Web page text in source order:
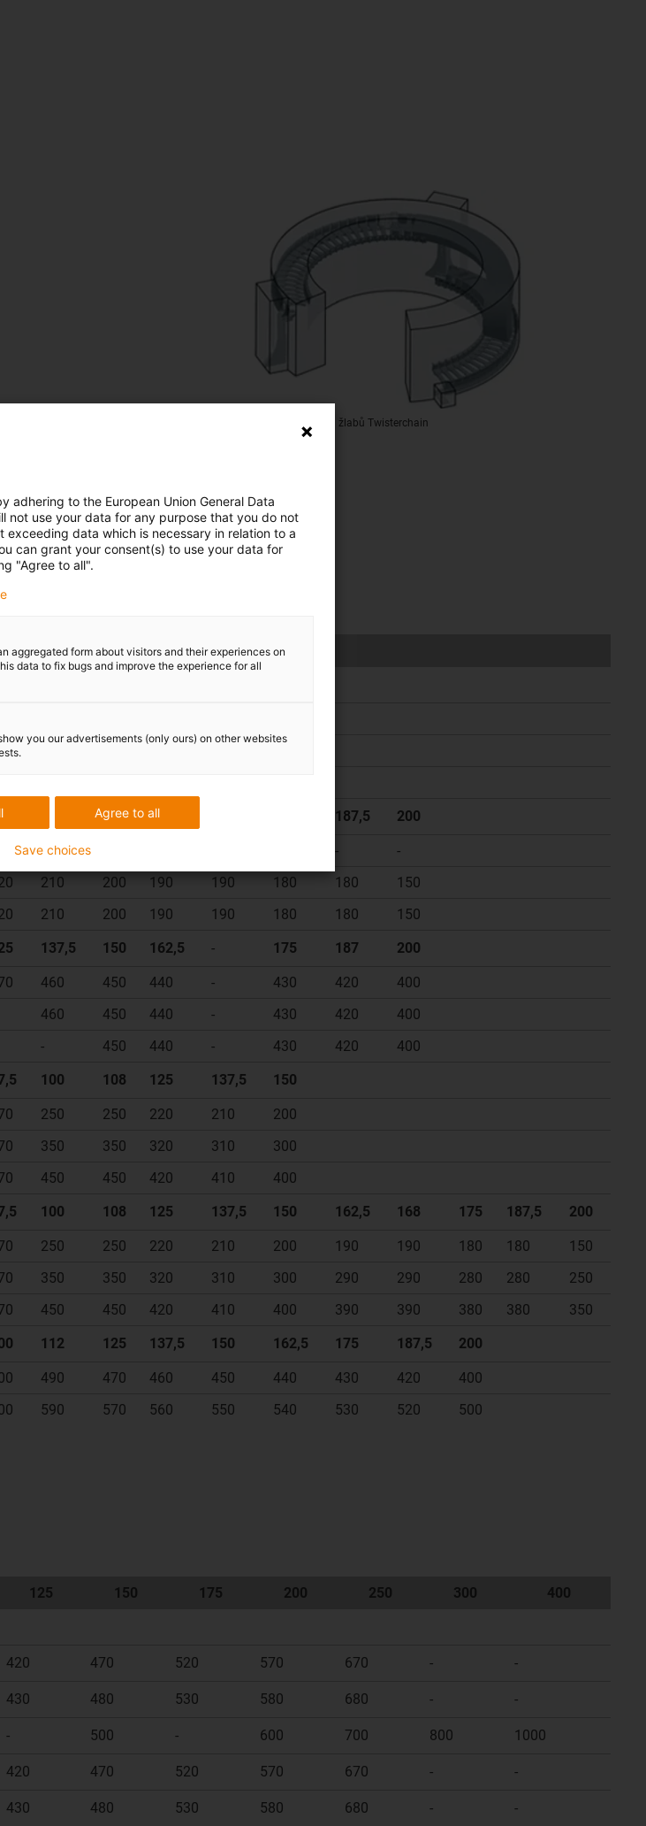
Minimální instalační prostor potřebný pro systém žlabů Twisterchain
žlabu
150 162,5 187,5 200
210 -
-
210 200 190 190 180 180
150
210 200 190 190 180 180
150
137,5 150 162,5 - 175 187 200
460 450 440 - 430 420
400
460 450 440 - 430 420
400
- 450 440 - 430 420
400
100 108 125 137,5 150
250 250 220 210
200
350 350 320 310
300
450 450 420 410
400
100 108 125 137,5 150 162,5 168 175 187,5 200
250 250 220 210 200 190 190 180 180
150
350 350 320 310 300 290 290 280 280
250
450 450 420 410 400 390 390 380 380
350
112 125 137,5 150 162,5 175 187,5 200
490 470 460 450 440 430 420
400
590 570 560 550 540 530 520 500
125 150 175 200 250 300
400
420 470 520 570 670 - -
430 480 530 580 680 - -
- 500 - 600 700 800 1000
420 470 520 570 670 - -
430 480 530 580 680 - -
adhering to the European Union General Data
not use your data for any purpose that you do not
data which is necessary in relation to a
can grant your consent(s) to use your data for
"Agree to all".
aggregated form about visitors and their experiences on
data to fix bugs and improve the experience for all
you our advertisements (only ours) on other websites
Agree to all
Save choices